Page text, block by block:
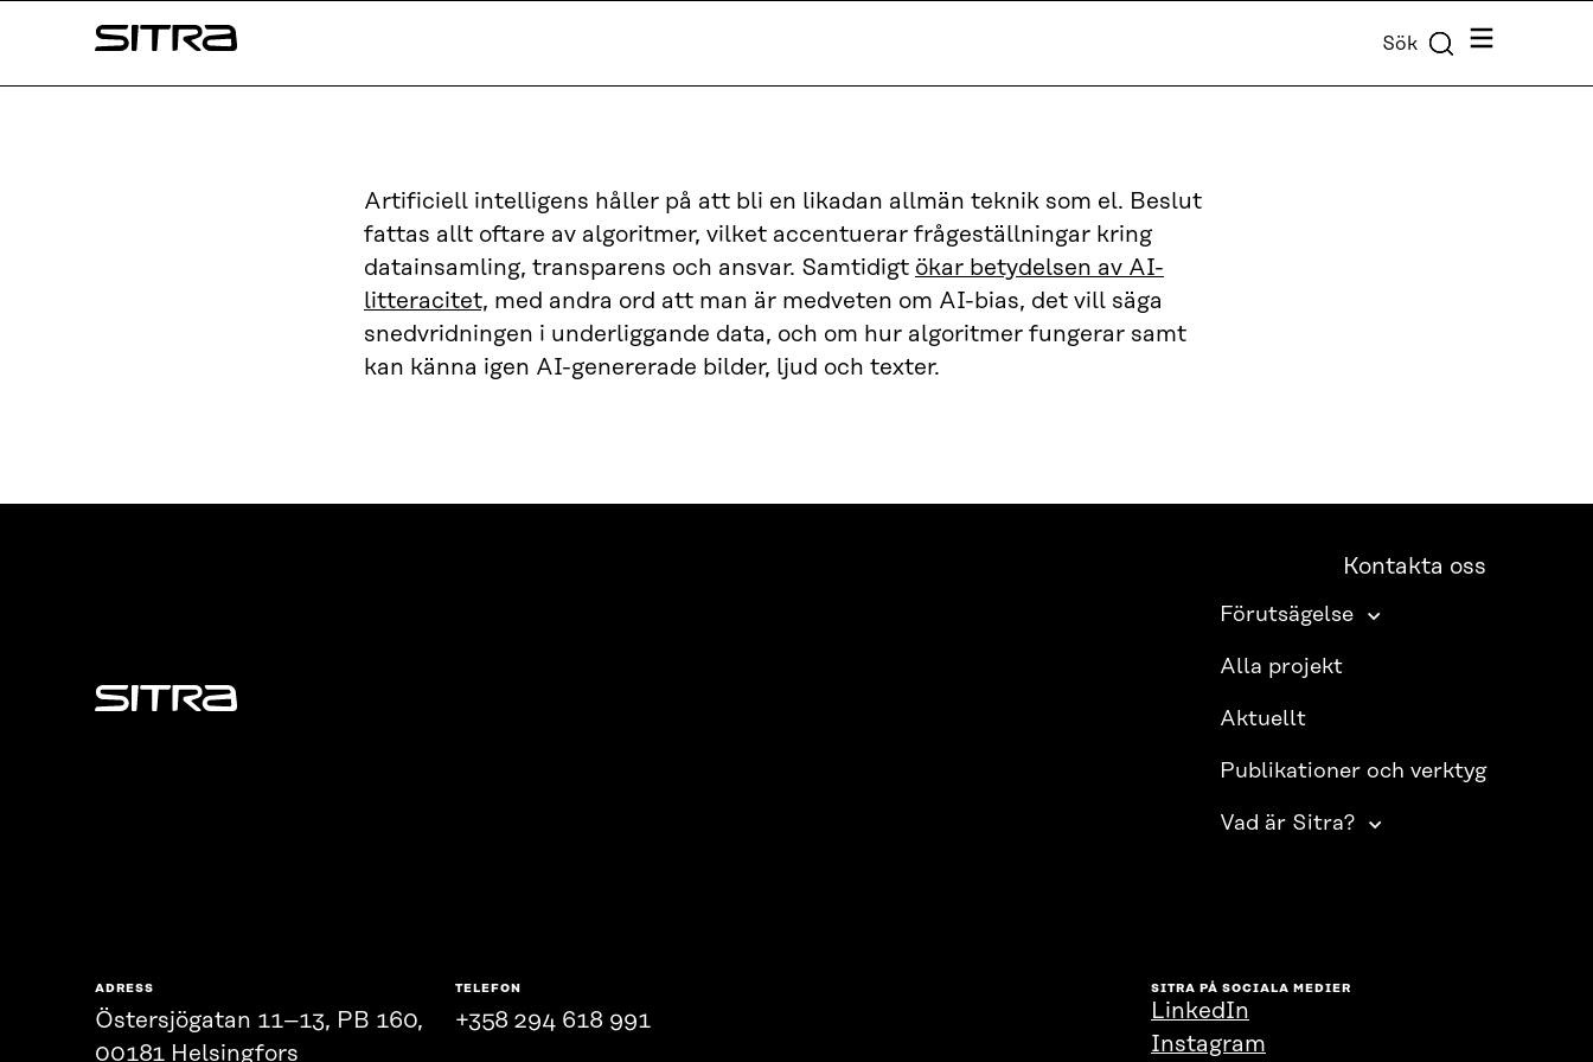
↓
Sitra Sök Meny
Artificiell intelligens håller på att bli en likadan allmän teknik som el. Beslut
fattas allt oftare av algoritmer, vilket accentuerar frågeställningar kring
datainsamling, transparens och ansvar. Samtidigt ökar betydelsen av AI-
litteracitet, med andra ord att man är medveten om AI-bias, det vill säga
snedvridningen i underliggande data, och om hur algoritmer fungerar samt
kan känna igen AI-genererade bilder, ljud och texter.
Sitra
Kontakta oss
Förutsägelse
Alla projekt
Aktuellt
Publikationer och verktyg
Vad är Sitra?
ADRESS
Östersjögatan 11–13, PB 160,
00181 Helsingfors
TELEFON
+358 294 618 991
SITRA PÅ SOCIALA MEDIER
LinkedIn
Instagram